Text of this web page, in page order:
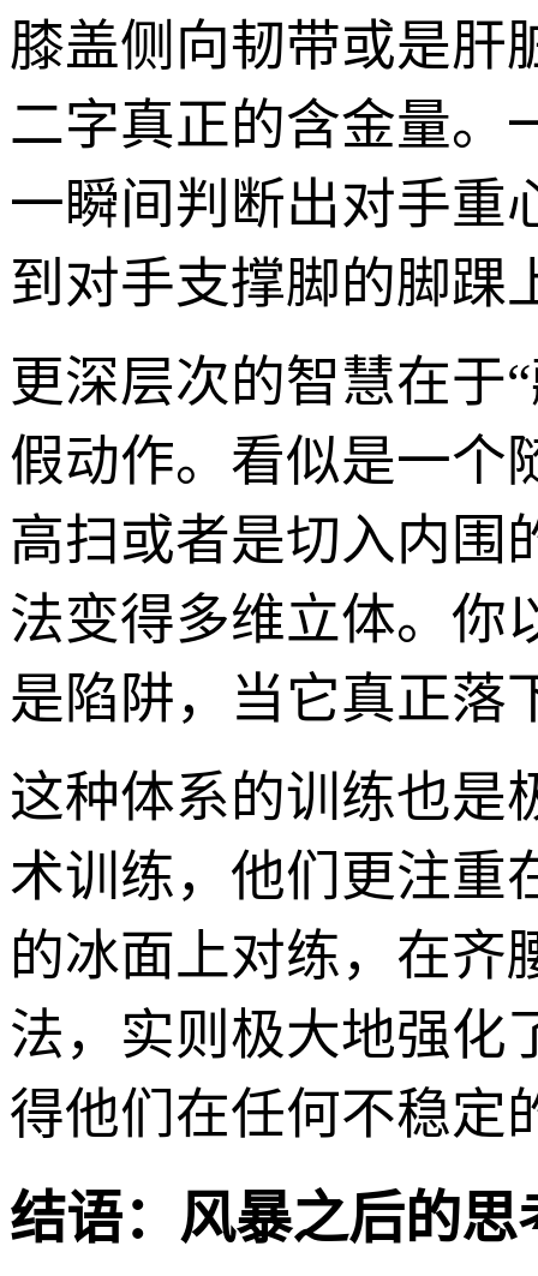
膝盖侧向韧带或是肝
二字真正的含金量。
一瞬间判断出对手重
到对手支撑脚的脚踝
更深层次的智慧在于
假动作。看似是一个
高扫或者是切入内围
法变得多维立体。你
是陷阱，当它真正落
这种体系的训练也是
术训练，他们更注重
的冰面上对练，在齐
法，实则极大地强化
得他们在任何不稳定
结语：风暴之后的思